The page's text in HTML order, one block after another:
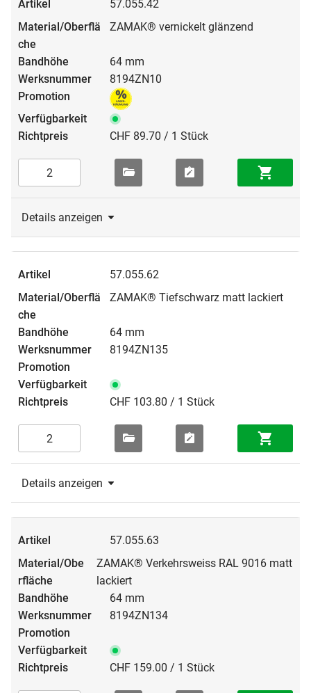
57.055.42
ZAMAK® vernickelt glänzend
64 mm
8194ZN10
CHF 89.70 / 1 Stück
Details anzeigen
57.055.62
ZAMAK® Tiefschwarz matt lackiert
64 mm
8194ZN135
CHF 103.80 / 1 Stück
Details anzeigen
57.055.63
ZAMAK® Verkehrsweiss RAL 9016 matt
lackiert
64 mm
8194ZN134
CHF 159.00 / 1 Stück